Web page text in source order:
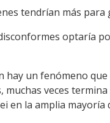
tendrían más
optaría
un fenómeno que
veces
en la amplia